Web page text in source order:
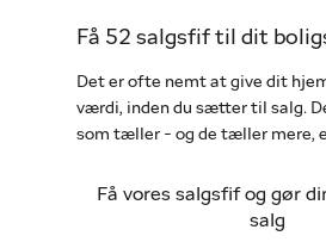
Få 52 salgsfif til dit
Det er ofte nemt at give dit
værdi, inden du sætter til salg.
som tæller - og de tæller mere,
Få vores salgsfif og gør
salg